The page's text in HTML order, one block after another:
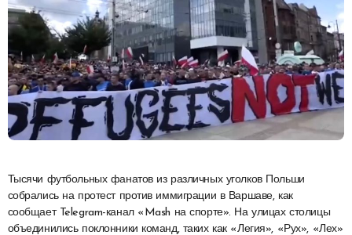
собрались на протест против иммиграции в Варшаве, как
сообщает Telegram-канал «Mash на спорте». На улицах столицы
объединились поклонники команд, таких как «Легия», «Рух», «Лех»